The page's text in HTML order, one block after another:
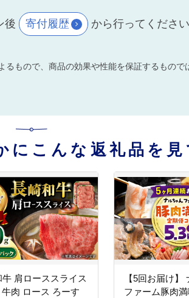
後 寄付履歴 から行ってください
もので、商品の効果や性能を保証するもので
にこんな返礼品を見
肩ローススライス
牛肉 ロース ろーす
【5回お届け】
ファーム豚肉